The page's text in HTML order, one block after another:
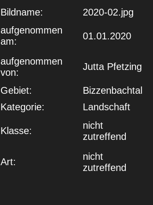
Bildname:
2020-02.jpg
aufgenommen
am:
01.01.2020
aufgenommen
von:
Jutta Pfetzing
Gebiet:
Bizzenbachtal
Kategorie:
Landschaft
Klasse:
nicht
zutreffend
Art:
nicht
zutreffend